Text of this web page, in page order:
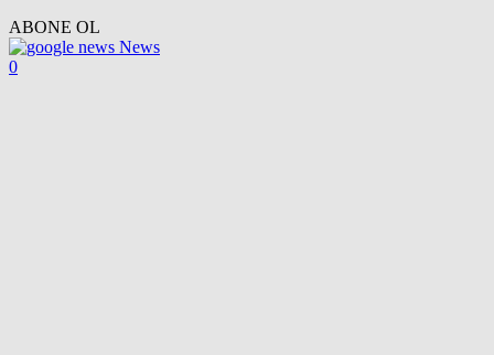
ABONE OL
News
0